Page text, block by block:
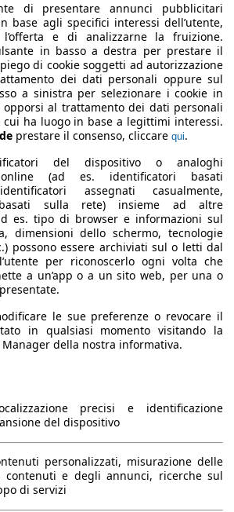
(combinato)*
88 kW (120 PS)
km/h)
10.7s
h)
189 km/h
8
300 nm
1500 ccm
Diesel
4400 mm
1500 mm
di presentare annunci pubblicitari
base agli specifici interessi dell’utente,
e di analizzarne la fruizione.
in basso a destra per prestare il
di cookie soggetti ad autorizzazione
dei dati personali oppure sul
a sinistra per selezionare i cookie in
al trattamento dei dati personali
ha luogo in base a legittimi interessi.
prestare il consenso, cliccare qui.
del dispositivo o analoghi
(ad es. identificatori basati
assegnati casualmente,
sulla rete) insieme ad altre
es. tipo di browser e informazioni sul
dimensioni dello schermo, tecnologie
possono essere archiviati sul o letti dal
per riconoscerlo ogni volta che
a un’app o a un sito web, per una o
le sue preferenze o revocare il
in qualsiasi momento visitando la
Manager della nostra informativa.
precisi e identificazione
del dispositivo
personalizzati, misurazione delle
contenuti e degli annunci, ricerche sul
di servizi